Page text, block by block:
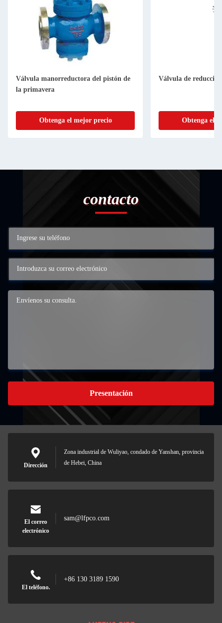
Válvula manorreductora del pistón de
la primavera
Obtenga el mejor precio
Válvula de
Obtenga el
contacto
Presentación
Dirección
Zona industrial de Wuliyao, condado de Yanshan, provincia
de Hebei, China
El correo
electrónico
sam@lfpco.com
El teléfono.
+86 130 3189 1590